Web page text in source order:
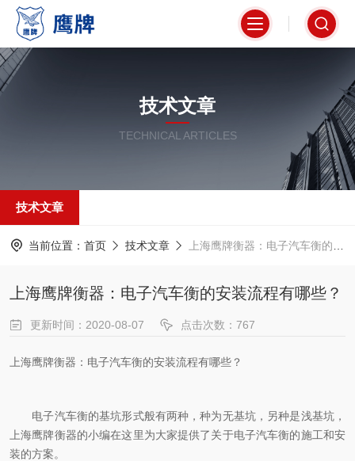
技术文章
TECHNICAL ARTICLES
技术文章
当前位置： 首页 技术文章 上海鹰牌衡器：电子汽车衡的安装流程有哪些？
上海鹰牌衡器：电子汽车衡的安装流程有哪些？
更新时间：2020-08-07 点击次数：767
上海鹰牌衡器：电子汽车衡的安装流程有哪些？
电子汽车衡的基坑形式般有两种，种为无基坑，另种是浅基坑，
上海鹰牌衡器的小编在这里为大家提供了关于电子汽车衡的施工和安
装的方案。